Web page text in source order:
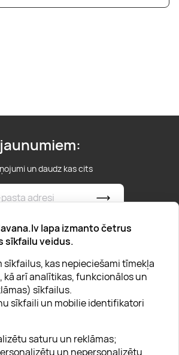
lapa izmanto četrus
sīkfailu veidus.
sīkfailus, kas nepieciešami tīmekļa
kā arī analītikas, funkcionālos un
sīkfailus.
sīkfaili un mobilie identifikatori
saturu un reklāmas;
un nepersonalizētu
un daudz kas cits
ar privātuma politiku